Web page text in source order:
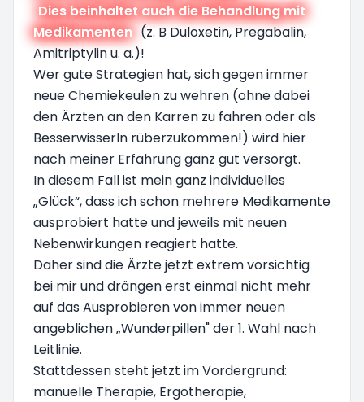
Dies beinhaltet auch die Behandlung mit
Medikamenten (z. B Duloxetin, Pregabalin,
Amitriptylin u. a.)!
Wer gute Strategien hat, sich gegen immer
neue Chemiekeulen zu wehren (ohne dabei
den Ärzten an den Karren zu fahren oder als
BesserwisserIn rüberzukommen!) wird hier
nach meiner Erfahrung ganz gut versorgt.
In diesem Fall ist mein ganz individuelles
„Glück“, dass ich schon mehrere Medikamente
ausprobiert hatte und jeweils mit neuen
Nebenwirkungen reagiert hatte.
Daher sind die Ärzte jetzt extrem vorsichtig
bei mir und drängen erst einmal nicht mehr
auf das Ausprobieren von immer neuen
angeblichen „Wunderpillen" der 1. Wahl nach
Leitlinie.
Stattdessen steht jetzt im Vordergrund:
manuelle Therapie, Ergotherapie,